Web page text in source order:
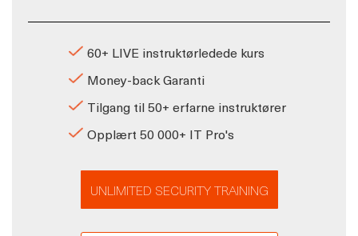
60+ LIVE instruktørledede kurs
Money-back Garanti
Tilgang til 50+ erfarne instruktører
Opplært 50 000+ IT Pro's
UNLIMITED SECURITY TRAINING